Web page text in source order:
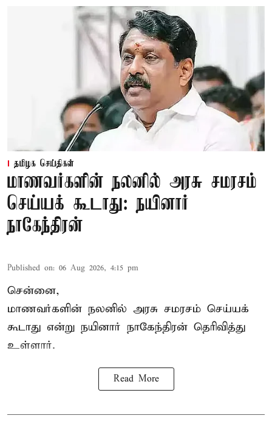
தமிழக செய்திகள்
மாணவர்களின் நலனில் அரசு சமரசம்
செய்யக் கூடாது: நயினார்
நாகேந்திரன்
Published on: 06 Aug 2026, 4:15 pm
சென்னை,
மாணவர்களின் நலனில் அரசு சமரசம் செய்யக்
கூடாது என்று நயினார் நாகேந்திரன் தெரிவித்து
உள்ளார்.
Read More